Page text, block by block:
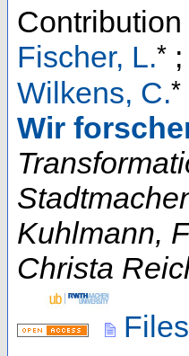
Fischer, L.* ;
Wilkens, C.*
Wir
Kuhlmann,
Christa
Files